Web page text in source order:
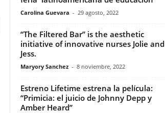
Carolina Guevara - 29 agosto, 2022
“The Filtered Bar” is the aesthetic
initiative of innovative nurses Jolie and
Jess.
Maryory Sanchez - 8 noviembre, 2022
Estreno Lifetime estrena la película:
“Primicia: el juicio de Johnny Depp y
Amber Heard”